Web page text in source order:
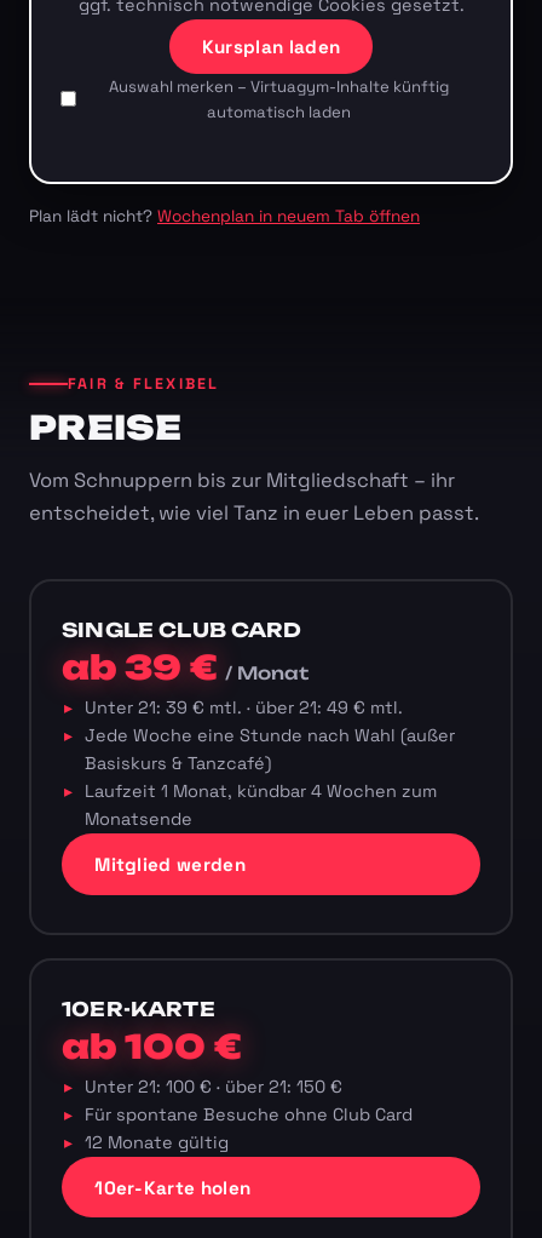
ggf. technisch notwendige Cookies gesetzt.
Kursplan laden
Auswahl merken – Virtuagym-Inhalte künftig
automatisch laden
Plan lädt nicht? Wochenplan in neuem Tab öffnen
FAIR & FLEXIBEL
PREISE
Vom Schnuppern bis zur Mitgliedschaft – ihr
entscheidet, wie viel Tanz in euer Leben passt.
SINGLE CLUB CARD
ab 39 €/ Monat
Unter 21: 39 € mtl. · über 21: 49 € mtl.
Jede Woche eine Stunde nach Wahl (außer
Basiskurs & Tanzcafé)
Laufzeit 1 Monat, kündbar 4 Wochen zum
Monatsende
Mitglied werden
10ER-KARTE
ab 100 €
Unter 21: 100 € · über 21: 150 €
Für spontane Besuche ohne Club Card
12 Monate gültig
10er-Karte holen